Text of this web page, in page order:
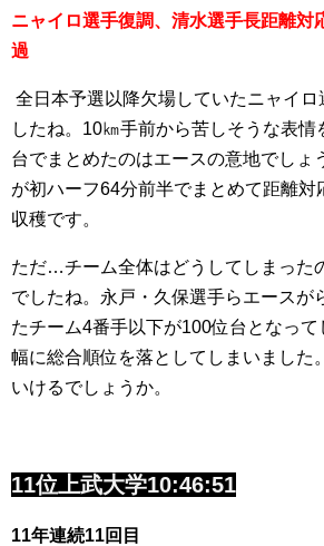
ニャイロ選手復調、清水選手長距離
過
全日本予選以降欠場していたニャイロ
したね。10㎞手前から苦しそうな表情
台でまとめたのはエースの意地でしょ
が初ハーフ64分前半でまとめて距離対
収穫です。
ただ…チーム全体はどうしてしまった
でしたね。永戸・久保選手らエースが
たチーム4番手以下が100位台となっ
幅に総合順位を落としてしまいました
いけるでしょうか。
11位上武大学10:46:51
11年連続11回目